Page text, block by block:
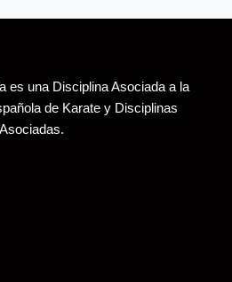
es una Disciplina Asociada a la
de Karate y Disciplinas
Asociadas.